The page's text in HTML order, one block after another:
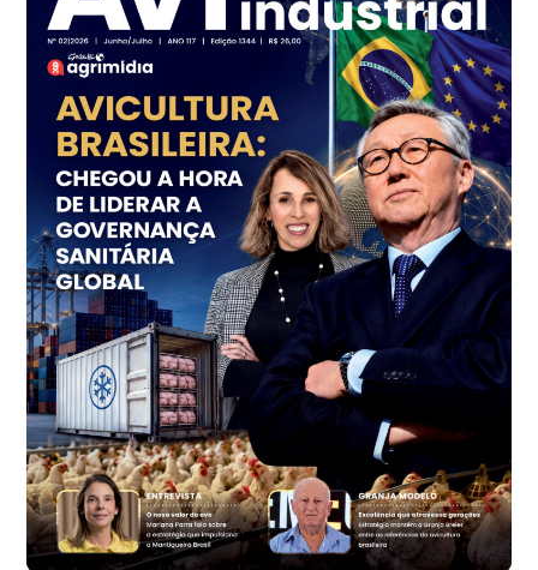
kg
Frango - Indicador
SP
R$ 7,15
kg
Trigo Atacado - Regional
PR
R$ 1.414,20
t
Trigo Atacado - Regional
RS
R$ 1.314,40
t
Ovo Vermelho - Regional
Vermelho
R$ 171,15
cx
Ovo Branco - Regional